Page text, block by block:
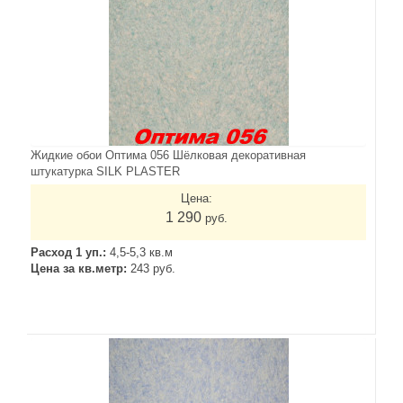
Жидкие обои Оптима 056 Шёлковая декоративная
штукатурка SILK PLASTER
Цена:
1 290 руб.
Расход 1 уп.: 4,5-5,3 кв.м
Цена за кв.метр: 243 руб.